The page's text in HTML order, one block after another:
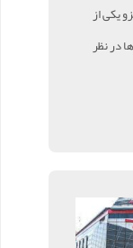
یکی از
در نظر